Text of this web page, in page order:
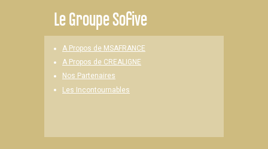
LeGroupe Sofive
A Propos de MSAFRANCE
A Propos de CREALIGNE
Nos Partenaires
Les Incontournables